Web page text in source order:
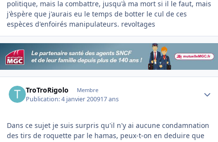
politique, mais la combattre, jusqu'à ma mort si il le faut, mais
j'èspère que j'aurais eu le temps de botter le cul de ces
espèces d'enfoirés manipulateurs. revoltages
TroTroRigolo Membre
Publication:4 janvier 200917 ans
Dans ce sujet je suis surpris qu'il n'y ai aucune condamnation
des tirs de roquette par le hamas, peux-t-on en deduire que